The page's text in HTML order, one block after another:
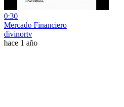
0:30
Mercado Financiero
divinortv
hace 1 año